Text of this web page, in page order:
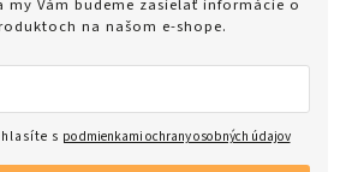
my Vám budeme zasielať informácie o
na našom e-shope.
s podmienkami ochrany osobných údajov